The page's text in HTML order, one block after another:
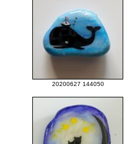
20200627 144050